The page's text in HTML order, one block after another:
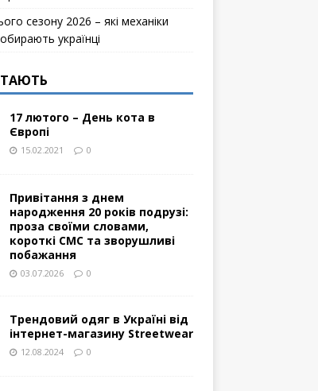
сезону 2026 – які механіки
українці
17 лютого – День кота в
Європі
15.02.2021 0
Привітання з днем
народження 20 років подрузі:
проза своїми словами,
короткі СМС та зворушливі
побажання
03.07.2026 0
Трендовий одяг в Україні від
інтернет-магазину Streetwear
12.08.2024 0